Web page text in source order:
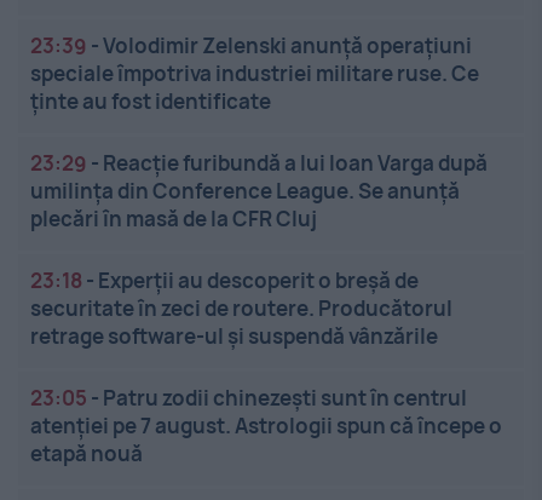
23:39 -Volodimir Zelenski anunță operațiuni
speciale împotriva industriei militare ruse. Ce
ținte au fost identificate
23:29 - Reacție furibundă a lui Ioan Varga după
umilința din Conference League. Se anunță
plecări în masă de la CFR Cluj
23:18 - Experții au descoperit o breșă de
securitate în zeci de routere. Producătorul
retrage software-ul și suspendă vânzările
23:05 - Patru zodii chinezești sunt în centrul
atenției pe 7 august. Astrologii spun că începe o
etapă nouă